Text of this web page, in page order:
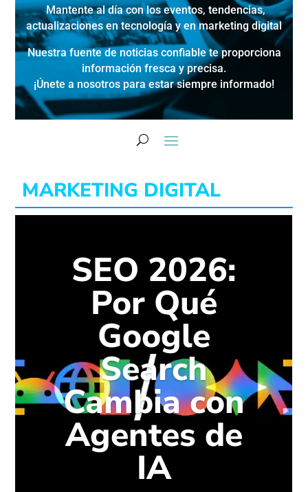
Mantente al día con los eventos, tendencias,
actualizaciones entecnología y en marketing digital
Nuestra fuente de noticias confiable te proporciona
información fresca y precisa.
¡Únete a nosotros para estar siempre informado!
MARKETING DIGITAL
SEO 2026:
Por Qué
Google
Search
Cambia con
Agentes de
IA